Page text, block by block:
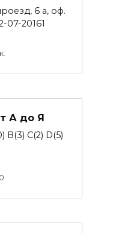
6 а, оф.
07-20161
А до Я
B(3) C(2) D(5)